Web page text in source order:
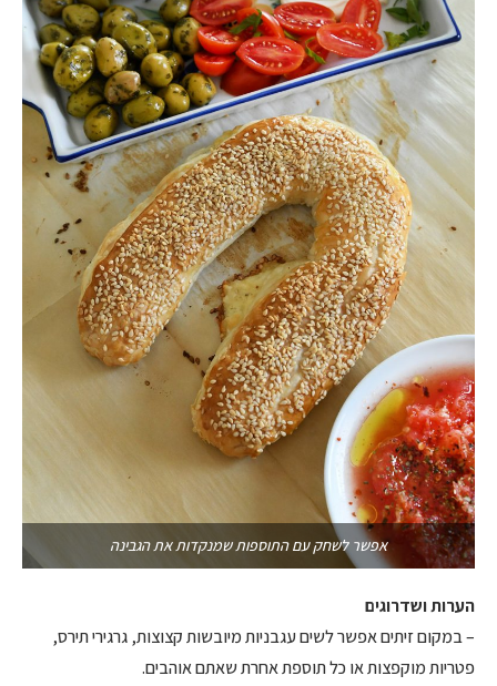
אפשר לשחק עם התוספות שמנקדות את הגבינה
הערות ושדרוגים
– במקום זיתים אפשר לשים עגבניות מיובשות קצוצות, גרגירי תירס,
פטריות מוקפצות או כל תוספת אחרת שאתם אוהבים.